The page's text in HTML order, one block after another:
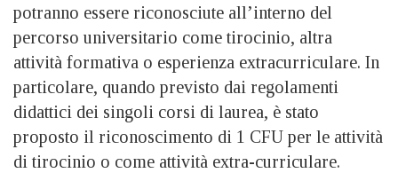
potranno essere riconosciute all’interno del
percorso universitario come tirocinio, altra
attività formativa o esperienza extracurriculare. In
particolare, quando previsto dai regolamenti
didattici dei singoli corsi di laurea, è stato
proposto il riconoscimento di 1 CFU per le attività
di tirocinio o come attività extra-curriculare.